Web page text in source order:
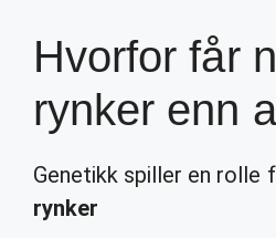
Hvorfor får
rynker enn
Genetikk spiller en rolle
rynker